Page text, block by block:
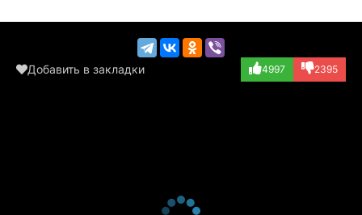
Добавить в закладки 4997 2395